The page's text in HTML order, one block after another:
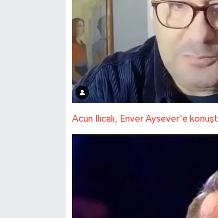
Acun Ilıcalı, Enver Aysever'e